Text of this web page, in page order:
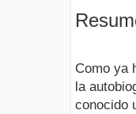
Como ya
la
conocido